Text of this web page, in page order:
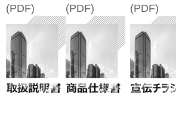
(PDF)
(PDF)
(PDF)